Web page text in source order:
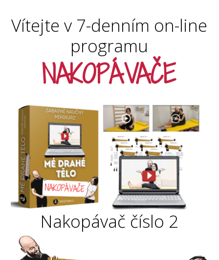
Vítejte v 7-denním on-line
programu
NAKOPÁVAČE
Nakopávač číslo 2